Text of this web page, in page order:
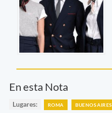
En esta Nota
Lugares: ROMA BUENOS AIRES